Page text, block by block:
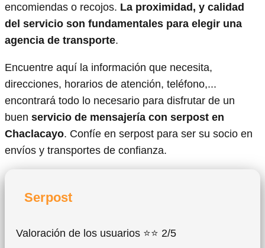
encomiendas o recojos. La proximidad, y calidad
del servicio son fundamentales para elegir una
agencia de transporte.
Encuentre aquí la información que necesita,
direcciones, horarios de atención, teléfono,...
encontrará todo lo necesario para disfrutar de un
buen servicio de mensajería con serpost en
Chaclacayo. Confíe en serpost para ser su socio en
envíos y transportes de confianza.
Serpost
Valoración de los usuarios ⭐⭐ 2/5